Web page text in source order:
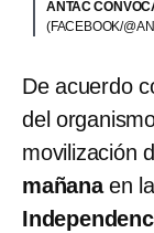
ANTAC
(FACEBOOK/
De acuerdo
del
movilización
mañanaen